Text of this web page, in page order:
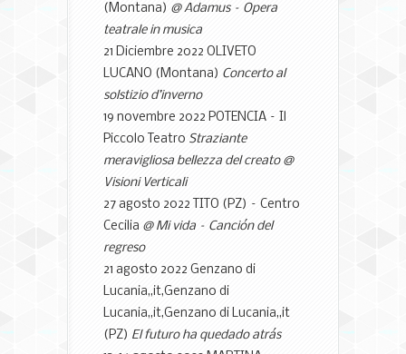
(Montana) @ Adamus– Opera
teatrale in musica
21 Diciembre 2022 OLIVETO
LUCANO (Montana) Concerto al
solstizio d’inverno
19 novembre 2022 POTENCIA – Il
Piccolo Teatro Straziante
meravigliosa bellezza del creato @
Visioni Verticali
27 agosto 2022 TITO (PZ) – Centro
Cecilia @ Mi vida – Canción del
regreso
21 agosto 2022 Genzano di
Lucania,,it,Genzano di
Lucania,,it,Genzano di Lucania,,it
(PZ) El futuro ha quedado atrás